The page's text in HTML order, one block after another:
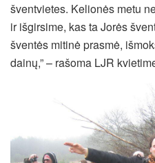
šventvietes. Kelionės metu
ir išgirsime, kas ta Jorės
šventės mitinė prasmė,
dainų,” – rašoma LJR